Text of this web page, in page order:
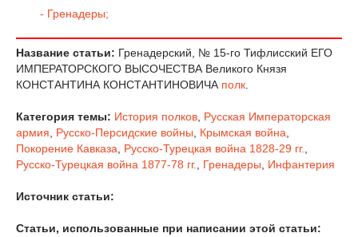
- Гренадеры;
Название статьи: Гренадерский, № 15-го Тифлисский ЕГО
ИМПЕРАТОРСКОГО ВЫСОЧЕСТВА Великого Князя
КОНСТАНТИНА КОНСТАНТИНОВИЧА полк.
Категория темы: История полков, Русская Императорская
армия, Русско-Персидские войны, Крымская война,
Покорение Кавказа, Русско-Турецкая война 1828-29 гг.,
Русско-Турецкая война 1877-78 гг., Гренадеры, Инфантерия
Источник статьи:
Статьи, использованные при написании этой статьи: